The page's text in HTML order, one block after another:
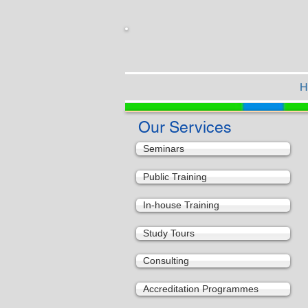
Our Services
Seminars
Public Training
In-house Training
Study Tours
Consulting
Accreditation Programmes